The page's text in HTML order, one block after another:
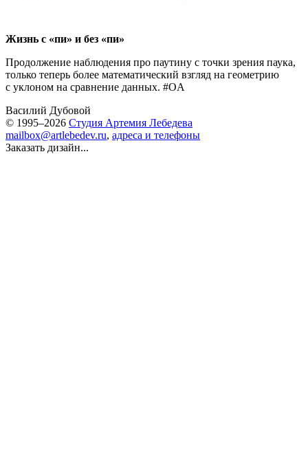
Жизнь с «пи» и без «пи»
Продолжение наблюдения про паутину с точки зрения паука,
только теперь более математический взгляд на геометрию
с уклоном на сравнение данных. #OA
Василий Дубовой
© 1995–2026 Студия Артемия Лебедева
mailbox@artlebedev.ru, адреса и телефоны
Заказать дизайн...